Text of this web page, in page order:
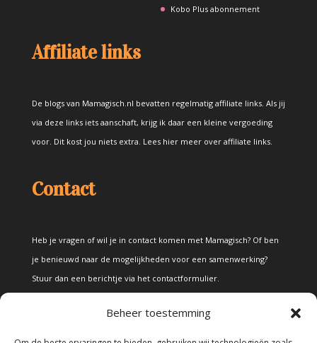
Beheer toestemming
Kobo Plus abonnement
Affiliate links
De blogs van Mamagisch.nl bevatten regelmatig affiliate links. Als jij
via deze links iets aanschaft, krijg ik daar een kleine vergoeding
voor. Dit kost jou niets extra. Lees hier meer over affiliate links.
Contact
Heb je vragen of wil je in contact komen met Mamagisch? Of ben
je benieuwd naar de mogelijkheden voor een samenwerking?
Stuur dan een berichtje via het contactformulier.